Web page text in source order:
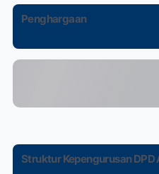
Penghargaan
Struktur Kepengurusan DPD